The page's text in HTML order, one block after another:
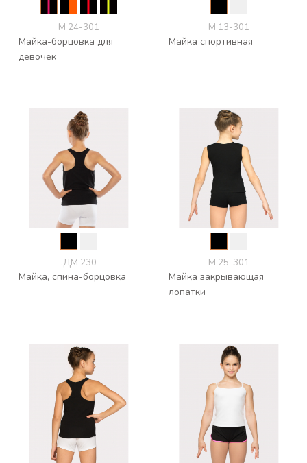
М 24-301
Майка-борцовка для
девочек
М 13-301
Майка спортивная
.ДМ 230
Майка, спина-борцовка
М 25-301
Майка закрывающая
лопатки